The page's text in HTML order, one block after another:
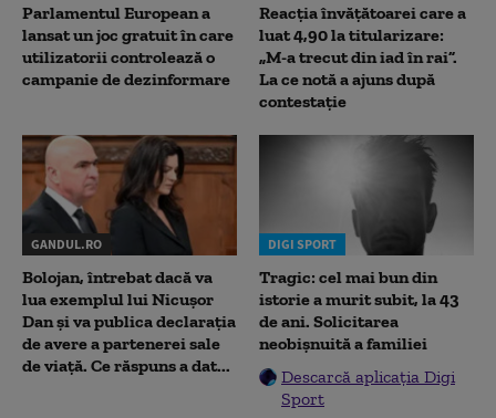
Parlamentul European a
lansat un joc gratuit în care
utilizatorii controlează o
campanie de dezinformare
Reacția învățătoarei care a
luat 4,90 la titularizare:
„M-a trecut din iad în rai”.
La ce notă a ajuns după
contestație
GANDUL.RO
Bolojan, întrebat dacă va
lua exemplul lui Nicușor
Dan și va publica declarația
de avere a partenerei sale
de viață. Ce răspuns a dat...
DIGI SPORT
Tragic: cel mai bun din
istorie a murit subit, la 43
de ani. Solicitarea
neobișnuită a familiei
Descarcă aplicația Digi
Sport